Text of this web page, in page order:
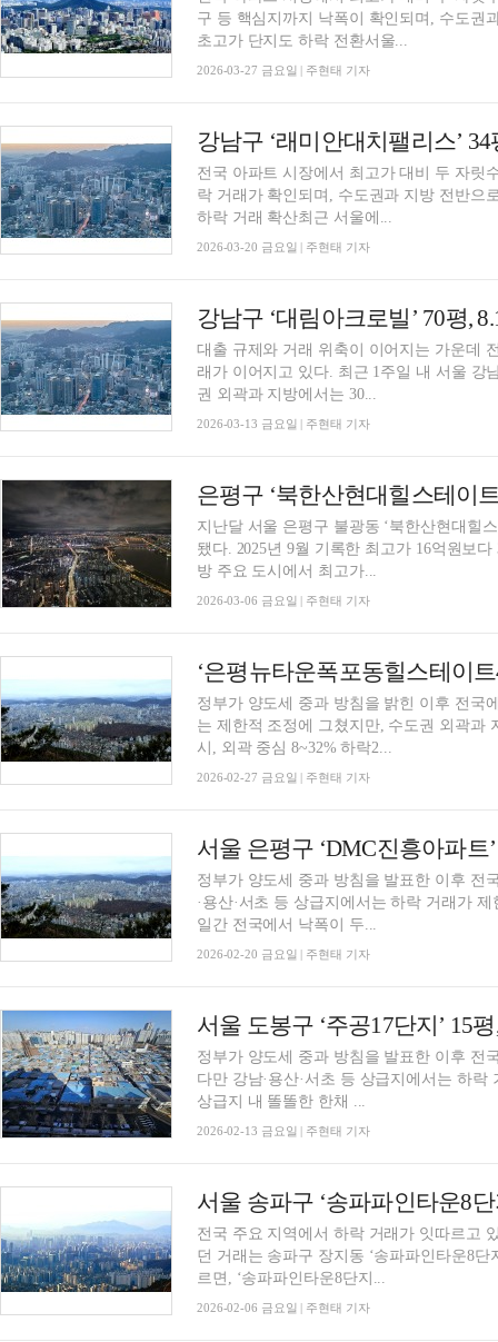
구 등 핵심지까지 낙폭이 확인되며, 수도
초고가 단지도 하락 전환서울...
2026-03-27 금요일 | 주현태 기자
전국 아파트 시장에서 최고가 대비 두 자릿
락 거래가 확인되며, 수도권과 지방 전반
하락 거래 확산최근 서울에...
2026-03-20 금요일 | 주현태 기자
대출 규제와 거래 위축이 이어지는 가운데
래가 이어지고 있다. 최근 1주일 내 서울 강
권 외곽과 지방에서는 30...
2026-03-13 금요일 | 주현태 기자
지난달 서울 은평구 불광동 ‘북한산현대힐
됐다. 2025년 9월 기록한 최고가 16억원보
방 주요 도시에서 최고가...
2026-03-06 금요일 | 주현태 기자
정부가 양도세 중과 방침을 밝힌 이후 전국
는 제한적 조정에 그쳤지만, 수도권 외곽과
시, 외곽 중심 8~32% 하락2...
2026-02-27 금요일 | 주현태 기자
정부가 양도세 중과 방침을 발표한 이후 전
·용산·서초 등 상급지에서는 하락 거래가
일간 전국에서 낙폭이 두...
2026-02-20 금요일 | 주현태 기자
정부가 양도세 중과 방침을 발표한 이후 전
다만 강남·용산·서초 등 상급지에서는 하
상급지 내 똘똘한 한채 ...
2026-02-13 금요일 | 주현태 기자
전국 주요 지역에서 하락 거래가 잇따르고
던 거래는 송파구 장지동 ‘송파파인타운8
르면, ‘송파파인타운8단지...
2026-02-06 금요일 | 주현태 기자